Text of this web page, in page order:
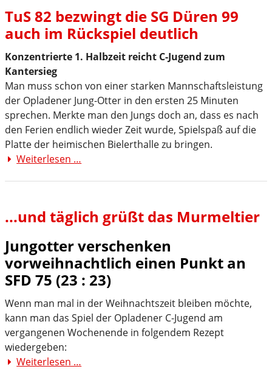
TuS 82 bezwingt die SG Düren 99
auch im Rückspiel deutlich
Konzentrierte 1. Halbzeit reicht C-Jugend zum
Kantersieg
Man muss schon von einer starken Mannschaftsleistung
der Opladener Jung-Otter in den ersten 25 Minuten
sprechen. Merkte man den Jungs doch an, dass es nach
den Ferien endlich wieder Zeit wurde, Spielspaß auf die
Platte der heimischen Bielerthalle zu bringen.
Weiterlesen …
SG
99
auch
im
Rückspiel
deutlich
...und täglich grüßt das Murmeltier
Jungotter verschenken
vorweihnachtlich einen Punkt an
SFD 75 (23 : 23)
Wenn man mal in der Weihnachtszeit bleiben möchte,
kann man das Spiel der Opladener C-Jugend am
vergangenen Wochenende in folgendem Rezept
wiedergeben:
Weiterlesen …